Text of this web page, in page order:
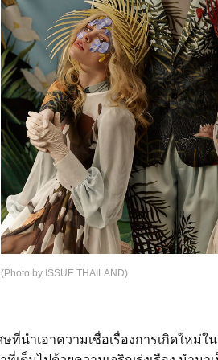
(Photo by ISSUE THAILAND)
ที่นำเอาความเชื่อเรื่องการเกิดใหม่ใ